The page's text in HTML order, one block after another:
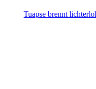
Tuapse brennt